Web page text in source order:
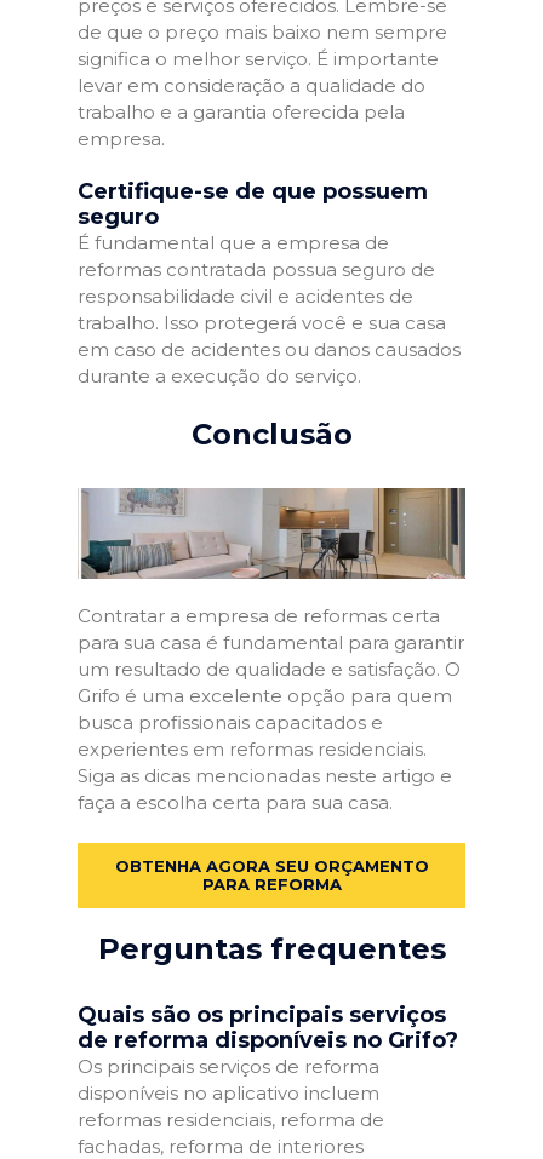
preços e serviços oferecidos. Lembre-se
de que o preço mais baixo nem sempre
significa o melhor serviço. É importante
levar em consideração a qualidade do
trabalho e a garantia oferecida pela
empresa.
Certifique-se de que possuem
seguro
É fundamental que a empresa de
reformas contratada possua seguro de
responsabilidade civil e acidentes de
trabalho. Isso protegerá você e sua casa
em caso de acidentes ou danos causados
durante a execução do serviço.
Conclusão
Contratar a empresa de reformas certa
para sua casa é fundamental para garantir
um resultado de qualidade e satisfação. O
Grifo é uma excelente opção para quem
busca profissionais capacitados e
experientes em reformas residenciais.
Siga as dicas mencionadas neste artigo e
faça a escolha certa para sua casa.
OBTENHA AGORA SEU ORÇAMENTO
PARA REFORMA
Perguntas frequentes
Quais são os principais serviços
de reforma disponíveis no Grifo?
Os principais serviços de reforma
disponíveis no aplicativo incluem
reformas residenciais, reforma de
fachadas, reforma de interiores